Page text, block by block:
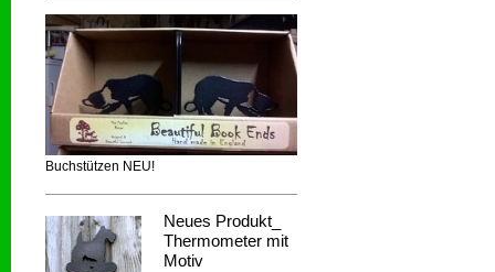
Buchstützen NEU!
Neues Produkt_
Thermometer mit
Motiv